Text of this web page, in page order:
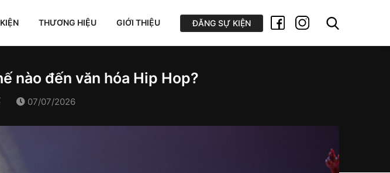
THƯƠNG HIỆU GIỚI THIỆU ĐĂNG SỰ KIỆN
nào đến văn hóa Hip Hop?
07/07/2026